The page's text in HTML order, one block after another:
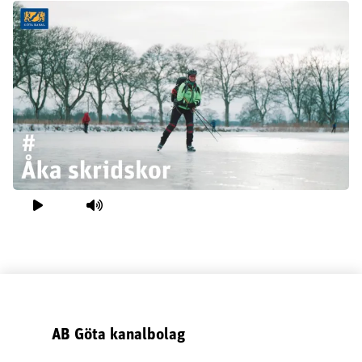
AB Göta kanalbolag